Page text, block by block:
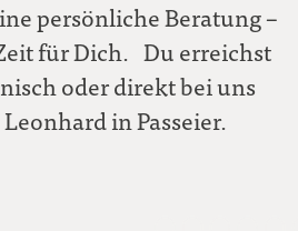
persönliche Beratung –
für Dich. Du erreichst
oder direkt bei uns
in Passeier.